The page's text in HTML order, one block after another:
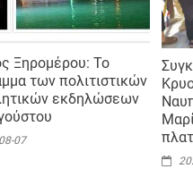
Ξηρομέρου: Το
των πολιτιστικών
εκδηλώσεων
07